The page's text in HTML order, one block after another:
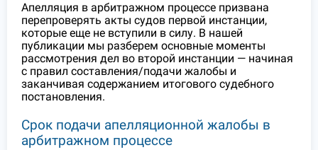
Апелляция в арбитражном процессе призвана
перепроверять акты судов первой инстанции,
которые еще не вступили в силу. В нашей
публикации мы разберем основные моменты
рассмотрения дел во второй инстанции — начиная
с правил составления/подачи жалобы и
заканчивая содержанием итогового судебного
постановления.
Срок подачи апелляционной жалобы в
арбитражном процессе